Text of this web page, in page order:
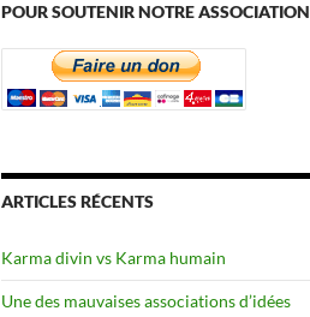
POUR SOUTENIR NOTRE ASSOCIATION
ARTICLES RÉCENTS
Karma divin vs Karma humain
Une des mauvaises associations d’idées